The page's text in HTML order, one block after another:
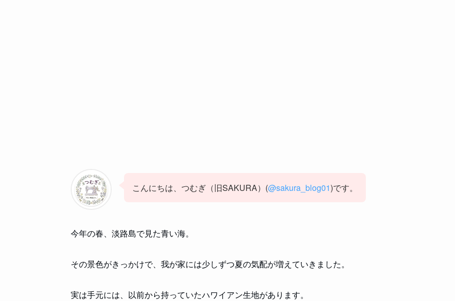
こんにちは、つむぎ（旧SAKURA）(@sakura_blog01)です。
今年の春、淡路島で見た青い海。
その景色がきっかけで、我が家には少しずつ夏の気配が増えていきました。
実は手元には、以前から持っていたハワイアン生地があります。